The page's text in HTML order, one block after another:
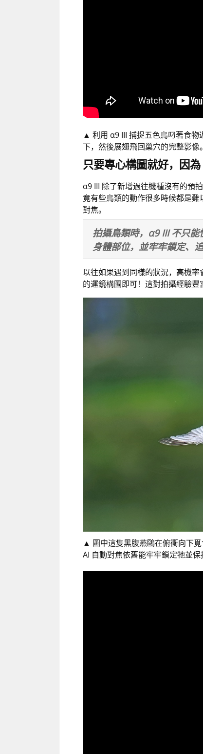
▲ 利用 α9 III 捕捉五色鳥叼著食
下，然後展翅飛回巢穴的完整影像。
只要專心構圖就好，因為
α9 III 除了新增過往機種沒有的預
竟有些鳥類的動作很多時候都是
對焦。
拍攝鳥類時，α9 III 不只
身體部位，並牢牢鎖定、追
以往如果遇到同樣的狀況，高機
的運鏡構圖即可！這對拍攝經驗豐
▲ 圖中這隻黑腹燕鷗在俯衝向下
AI 自動對焦依舊能牢牢鎖定牠並